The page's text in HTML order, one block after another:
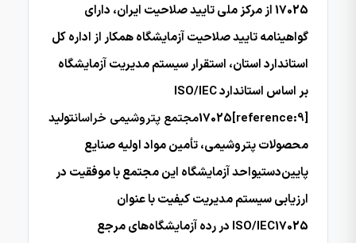
17025 از مرکز ملی تایید صلاحیت ایران، دارای
گواهینامه تایید صلاحیت آزمایشگاه همکار از اداره کل
استاندارد استان، استقرار سیستم مدیریت آزمایشگاه
بر اساس استاندارد ISO/IEC
17025[reference:9]مجتمع پتروشیمی خراسانتولید
محصولات پتروشیمی، تأمین مواد اولیه صنایع
پایین‌دستیواحد آزمایشگاه این مجتمع با موفقیت در
ارزیابی سیستم مدیریت کیفیت با عنوان
ISO/IEC17025 در رده آزمایشگاه‌های مرجع